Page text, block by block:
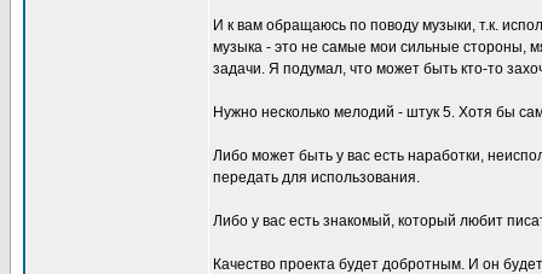
И к вам обращаюсь по поводу музыки, т.к.
музыка - это не самые мои сильные стороны,
задачи. Я подумал, что может быть кто-то
Нужно несколько мелодий - штук 5. Хотя бы
Либо может быть у вас есть наработки,
передать для использования.
Либо у вас есть знакомый, который любит
Качество проекта будет добротным. И он